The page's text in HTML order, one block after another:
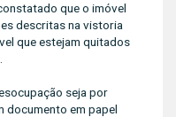
que o imóvel
descritas na vistoria
que estejam quitados
seja por
documento em papel